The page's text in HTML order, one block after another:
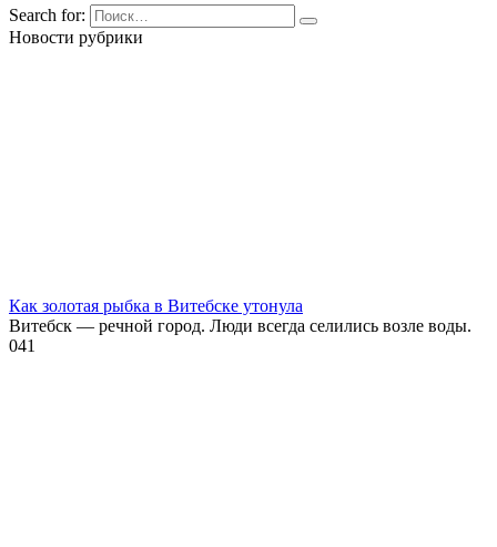
Search for:
Новости рубрики
Как золотая рыбка в Витебске утонула
Витебск — речной город. Люди всегда селились возле воды.
041